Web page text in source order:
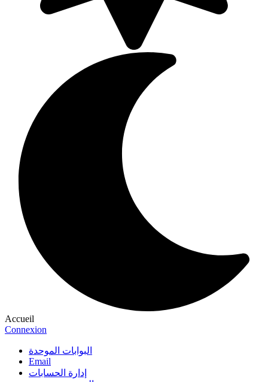
Accueil
Connexion
البوابات الموحدة
Email
إدارة الحسابات